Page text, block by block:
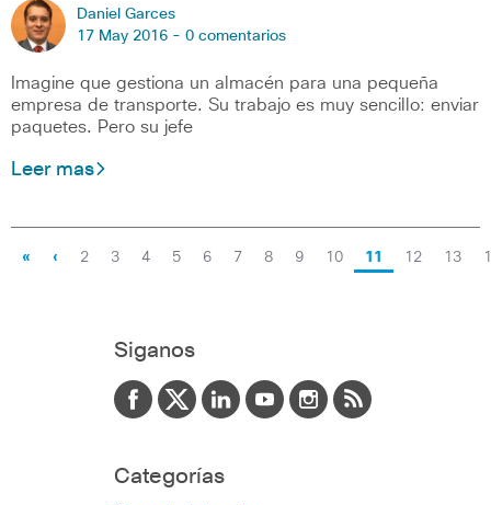
Daniel Garces
17 May 2016 - 0 comentarios
Imagine que gestiona un almacén para una pequeña
empresa de transporte. Su trabajo es muy sencillo: enviar
paquetes. Pero su jefe
Leer mas
« ‹ 2 3 4 5 6 7 8 9 10 11 12 13
Siganos
Categorías